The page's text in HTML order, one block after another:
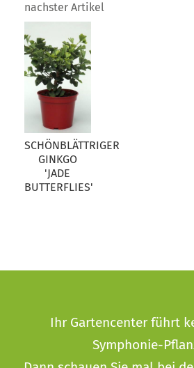
nachster Artikel
SCHÖNBLÄTTRIGER
GINKGO
'JADE
BUTTERFLIES'
Ihr Gartencenter führt
Symphonie-